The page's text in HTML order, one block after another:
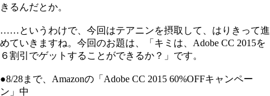
きるんだとか。
……というわけで、今回はテアニンを摂取して、はりきって進
めていきますね。今回のお題は、「キミは、Adobe CC 2015を
６割引でゲットすることができるか？」です。
●8/28まで、Amazonの「Adobe CC 2015 60%OFFキャンペー
ン」中